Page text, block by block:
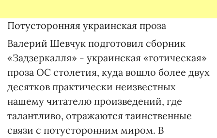
Потусторонняя украинская проза
Валерий Шевчук подготовил сборник
«Задзеркалля» - украинская «готическая»
проза ОС столетия, куда вошло более двух
десятков практически неизвестных
нашему читателю произведений, где
талантливо, отражаются таинственные
связи с потусторонним миром. В